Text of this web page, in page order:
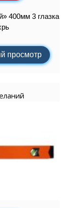
400мм 3 глазка
просмотр